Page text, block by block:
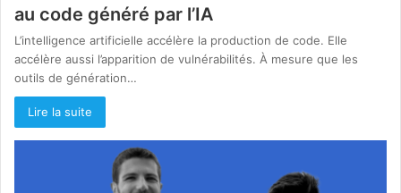
au code généré par l’IA
L’intelligence artificielle accélère la production de code. Elle
accélère aussi l’apparition de vulnérabilités. À mesure que les
outils de génération…
Lire la suite